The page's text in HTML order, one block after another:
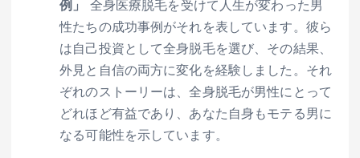
例」
全身医療脱毛を受けて人生が変わった男
性たちの成功事例がそれを表しています。彼ら
は自己投資として全身脱毛を選び、その結果、
外見と自信の両方に変化を経験しました。それ
ぞれのストーリーは、全身脱毛が男性にとって
どれほど有益であり、あなた自身もモテる男に
なる可能性を示しています。